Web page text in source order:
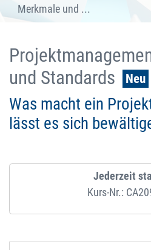
Merkmale und ...
und Standards
Neu
Was macht ein
lässt es sich
Jederzeit
Kurs-Nr.: